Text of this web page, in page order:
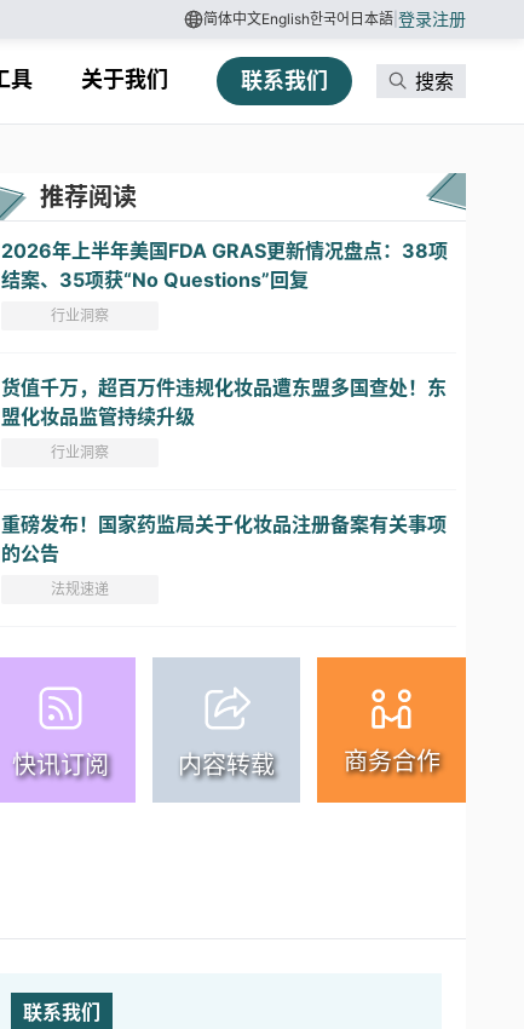
简体中文English한국어 日本語 登录注册
具 关于我们 联系我们 搜索
推荐阅读
2026年上半年美国FDA GRAS更新情况盘点：38项
结案、35项获“No Questions”回复
行业洞察
货值千万，超百万件违规化妆品遭东盟多国查处！东
盟化妆品监管持续升级
行业洞察
重磅发布！国家药监局关于化妆品注册备案有关事项
的公告
法规速递
快讯订阅 内容转载 商务合作
联系我们